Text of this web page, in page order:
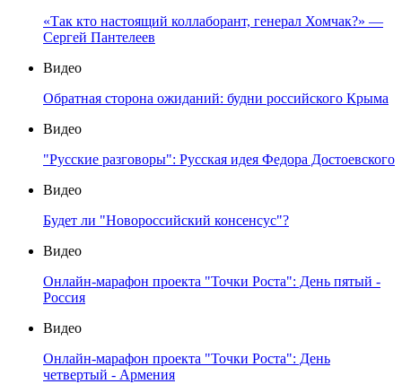
«Так кто настоящий коллаборант, генерал Хомчак?» —
Сергей Пантелеев
Видео
Обратная сторона ожиданий: будни российского Крыма
Видео
"Русские разговоры": Русская идея Федора Достоевского
Видео
Будет ли "Новороссийский консенсус"?
Видео
Онлайн-марафон проекта "Точки Роста": День пятый -
Россия
Видео
Онлайн-марафон проекта "Точки Роста": День
четвертый - Армения